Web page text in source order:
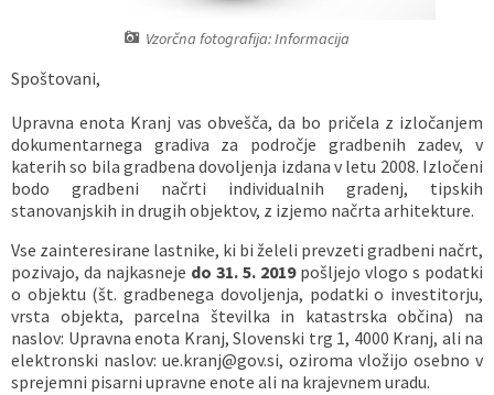
Vzorčna fotografija: Informacija
Spoštovani,
Upravna enota Kranj vas obvešča, da bo pričela z izločanjem
dokumentarnega gradiva za področje gradbenih zadev, v
katerih so bila gradbena dovoljenja izdana v letu 2008. Izločeni
bodo gradbeni načrti individualnih gradenj, tipskih
stanovanjskih in drugih objektov, z izjemo načrta arhitekture.
Vse zainteresirane lastnike, ki bi želeli prevzeti gradbeni načrt,
pozivajo, da najkasneje do 31. 5. 2019pošljejo vlogo s podatki
o objektu (št. gradbenega dovoljenja, podatki o investitorju,
vrsta objekta, parcelna številka in katastrska občina) na
naslov: Upravna enota Kranj, Slovenski trg 1, 4000 Kranj, ali na
elektronski naslov: ue.kranj@gov.si, oziroma vložijo osebno v
sprejemni pisarni upravne enote ali na krajevnem uradu.
Častno razsodišče
Medobčinski inšpektorat
Gasilstvo, zaščita in reševanje
Načrt ravnanja s stvarnim premoženjem
MojaObčina.si
Dokumenti v javni obravnavi